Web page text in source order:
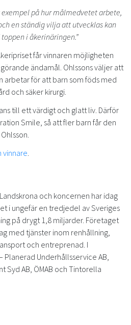
exempel på hur målmedvetet arbete,
en ständig vilja att utvecklas kan
i åkerinäringen.”
får vinnaren möjligheten
ändamål. Ohlssons väljer att
arbetar för att barn som föds med
och säker kirurgi.
till ett värdigt och glatt liv. Därför
Smile, så att fler barn får den
vinnare.
och koncernen har idag
i ungefär en tredjedel av Sveriges
på drygt 1,8 miljarder. Företaget
med tjänster inom renhållning,
och entreprenad. I
Planerad Underhållsservice AB,
Syd AB, ÖMAB och Tintorella